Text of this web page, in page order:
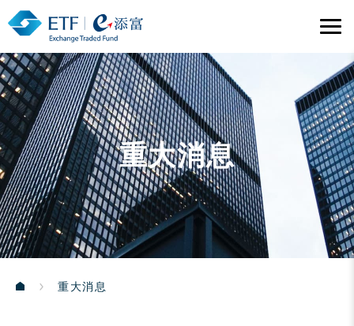
重大消息
重大消息